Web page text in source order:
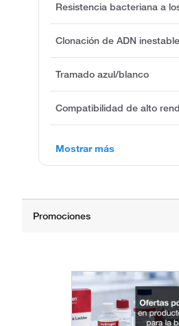
Resistencia bacteriana a
Clonación de ADN inestable
Tramado azul/blanco
Compatibilidad de alto
Mostrar más